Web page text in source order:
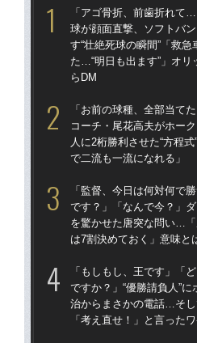
「アゴ骨折、前歯折れて
球が顔面直撃、ソフトバ
す“壮絶死球の瞬間”「救急
た…“明日も出ます”」オリ
らDM
「お前の球種、全部当て
コーチ・尾花高夫がホー
人に2桁勝利させた“方程
で二流も一流になれる」
「監督、今日は何対何で
です？」「なんで今？」
を驚かせた唐突な問い…
は7割決めておく」意味と
「もしもし、王です」「
ですか？」“優勝請負人”
治からまさかの電話…そ
「考え直せ！」と言った